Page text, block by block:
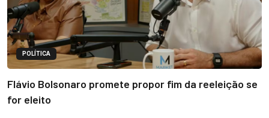
POLÍTICA
Flávio Bolsonaro promete propor fim da reeleição se
for eleito